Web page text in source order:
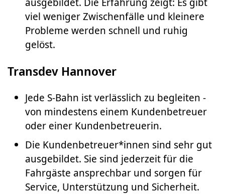
viel weniger Zwischenfälle und kleinere
Probleme werden schnell und ruhig
gelöst.
Transdev Hannover
Jede S-Bahn ist verlässlich zu begleiten -
von mindestens einem Kundenbetreuer
oder einer Kundenbetreuerin.
Die Kundenbetreuer*innen sind sehr gut
ausgebildet. Sie sind jederzeit für die
Fahrgäste ansprechbar und sorgen für
Service, Unterstützung und Sicherheit.